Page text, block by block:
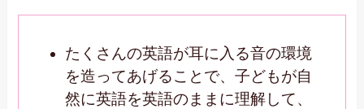
たくさんの英語が耳に入る音の環境
を造ってあげることで、子どもが自
然に英語を英語のままに理解して、